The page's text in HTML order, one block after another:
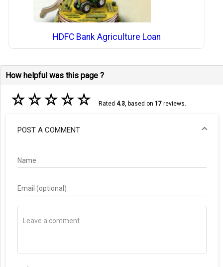
HDFC Bank Agriculture Loan
How helpful was this page ?
☆☆☆☆☆ Rated 4.3, based on 17reviews.
POST A COMMENT
Name
Email (optional)